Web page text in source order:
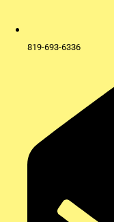
819-693-6336